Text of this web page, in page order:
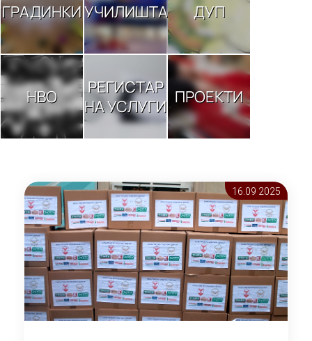
ГРАДИНКИУЧИЛИШТА ДУП
НВО
РЕГИСТАР
НА УСЛУГИ ПРОЕКТИ
16.09 2025